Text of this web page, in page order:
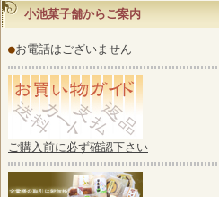
小池菓子舗からご案内
●お電話はございません
ご購入前に必ず確認下さい